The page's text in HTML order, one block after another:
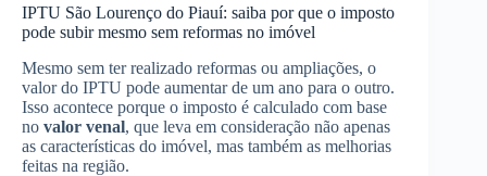
IPTU São Lourenço do Piauí: saiba por que o imposto
pode subir mesmo sem reformas no imóvel
Mesmo sem ter realizado reformas ou ampliações, o
valor do IPTU pode aumentar de um ano para o outro.
Isso acontece porque o imposto é calculado com base
no valor venal, que leva em consideração não apenas
as características do imóvel, mas também as melhorias
feitas na região.